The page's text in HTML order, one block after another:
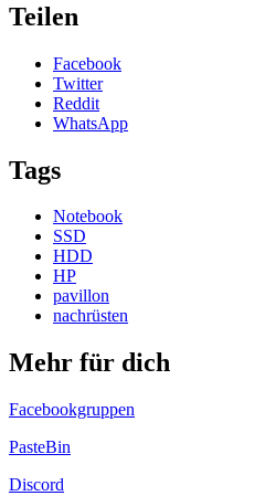
Teilen
Facebook
Twitter
Reddit
WhatsApp
Tags
Notebook
SSD
HDD
HP
pavillon
nachrüsten
Mehr für dich
Facebookgruppen
PasteBin
Discord